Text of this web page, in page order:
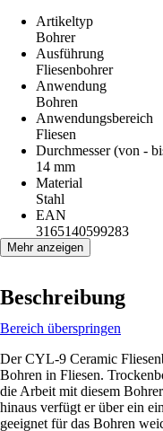
Artikeltyp
Bohrer
Ausführung
Fliesenbohrer
Anwendung
Bohren
Anwendungsbereich
Fliesen
Durchmesser (von -
14 mm
Material
Stahl
EAN
3165140599283
Mehr anzeigen
Beschreibung
Bereich überspringen
Der CYL-9 Ceramic
Bohren in Fliesen.
die Arbeit mit diesem
hinaus verfügt er über ein
geeignet für das Bohren